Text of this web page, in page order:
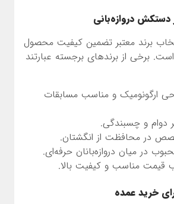
برند معتبر تضمین کیفیت محصول
برخی از برندهای برجسته عبارتند
ارگونومیک و مناسب مسابقات
دوام و چسبندگی.
در محافظت از انگشتان.
در میان دروازه‌بانان حرفه‌ای.
قیمت مناسب و کیفیت بالا.